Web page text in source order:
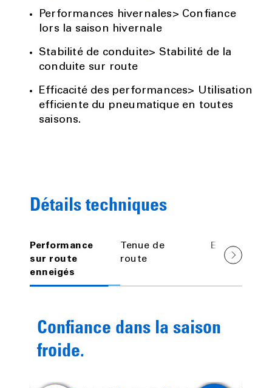
Performances hivernales> Confiance
lors la saison hivernale
Stabilité de conduite> Stabilité de la
conduite sur route
Efficacité des performances> Utilisation
efficiente du pneumatique en toutes
saisons.
Détails techniques
Performance
sur route
enneigés
Tenue de
route
Efficience
Confiance dans la saison
froide.